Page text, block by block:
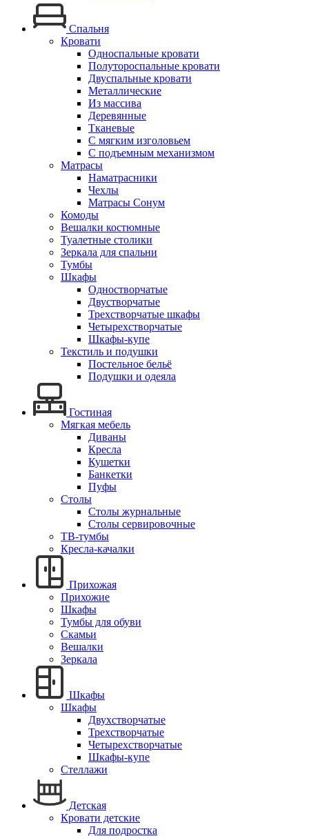
Спальня
Кровати
Односпальные кровати
Полутороспальные кровати
Двуспальные кровати
Металлические
Из массива
Деревянные
Тканевые
С мягким изголовьем
С подъемным механизмом
Матрасы
Наматрасники
Чехлы
Матрасы Сонум
Комоды
Вешалки костюмные
Туалетные столики
Зеркала для спальни
Тумбы
Шкафы
Одностворчатые
Двустворчатые
Трехстворчатые шкафы
Четырехстворчатые
Шкафы-купе
Текстиль и подушки
Постельное бельё
Подушки и одеяла
Гостиная
Мягкая мебель
Диваны
Кресла
Кушетки
Банкетки
Пуфы
Столы
Столы журнальные
Столы сервировочные
ТВ-тумбы
Кресла-качалки
Прихожая
Прихожие
Шкафы
Тумбы для обуви
Скамьи
Вешалки
Зеркала
Шкафы
Шкафы
Двухстворчатые
Трехстворчатые
Четырехстворчатые
Шкафы-купе
Стеллажи
Детская
Кровати детские
Для подростка